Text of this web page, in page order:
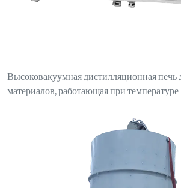
Высоковакуумная дистилляционная печь
материалов, работающая при